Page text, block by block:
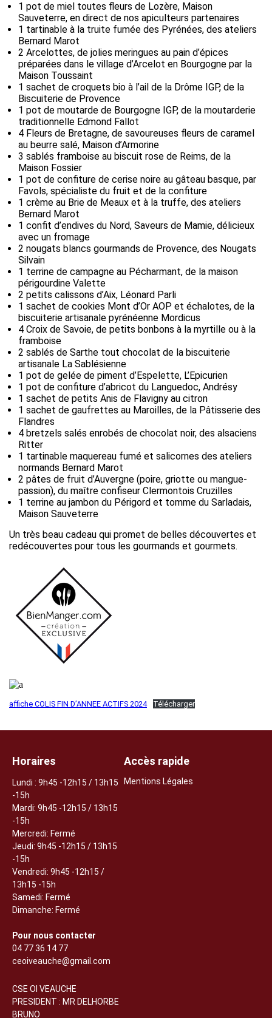
1 pot de miel toutes fleurs de Lozère, Maison
Sauveterre, en direct de nos apiculteurs partenaires
1 tartinable à la truite fumée des Pyrénées, des ateliers
Bernard Marot
2 Arcelottes, de jolies meringues au pain d’épices
préparées dans le village d’Arcelot en Bourgogne par la
Maison Toussaint
1 sachet de croquets bio à l’ail de la Drôme IGP, de la
Biscuiterie de Provence
1 pot de moutarde de Bourgogne IGP, de la moutarderie
traditionnelle Edmond Fallot
4 Fleurs de Bretagne, de savoureuses fleurs de caramel
au beurre salé, Maison d’Armorine
3 sablés framboise au biscuit rose de Reims, de la
Maison Fossier
1 pot de confiture de cerise noire au gâteau basque, par
Favols, spécialiste du fruit et de la confiture
1 crème au Brie de Meaux et à la truffe, des ateliers
Bernard Marot
1 confit d’endives du Nord, Saveurs de Mamie, délicieux
avec un fromage
2 nougats blancs gourmands de Provence, des Nougats
Silvain
1 terrine de campagne au Pécharmant, de la maison
périgourdine Valette
2 petits calissons d’Aix, Léonard Parli
1 sachet de cookies Mont d’Or AOP et échalotes, de la
biscuiterie artisanale pyrénéenne Mordicus
4 Croix de Savoie, de petits bonbons à la myrtille ou à la
framboise
2 sablés de Sarthe tout chocolat de la biscuiterie
artisanale La Sablésienne
1 pot de gelée de piment d’Espelette, L’Epicurien
1 pot de confiture d’abricot du Languedoc, Andrésy
1 sachet de petits Anis de Flavigny au citron
1 sachet de gaufrettes au Maroilles, de la Pâtisserie des
Flandres
4 bretzels salés enrobés de chocolat noir, des alsaciens
Ritter
1 tartinable maquereau fumé et salicornes des ateliers
normands Bernard Marot
2 pâtes de fruit d’Auvergne (poire, griotte ou mangue-
passion), du maître confiseur Clermontois Cruzilles
1 terrine au jambon du Périgord et tomme du Sarladais,
Maison Sauveterre
Un très beau cadeau qui promet de belles découvertes et
redécouvertes pour tous les gourmands et gourmets.
affiche COLIS FIN D’ANNEE ACTIFS 2024 Télécharger
Horaires
Lundi : 9h45 -12h15 / 13h15
-15h
Mardi: 9h45 -12h15 / 13h15
-15h
Mercredi: Fermé
Jeudi: 9h45 -12h15 / 13h15
-15h
Vendredi: 9h45 -12h15 /
13h15 -15h
Samedi: Fermé
Dimanche: Fermé
Pour nous contacter
04 77 36 14 77
ceoiveauche@gmail.com
CSE OI VEAUCHE
PRESIDENT : MR DELHORBE
BRUNO
Accès rapide
Mentions Légales